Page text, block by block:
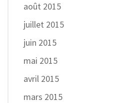
août 2015
juillet 2015
juin 2015
mai 2015
avril 2015
mars 2015